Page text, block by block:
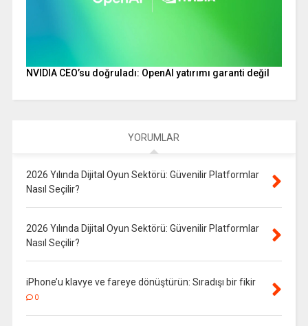
NVIDIA CEO’su doğruladı: OpenAI yatırımı garanti değil
YORUMLAR
2026 Yılında Dijital Oyun Sektörü: Güvenilir Platformlar
Nasıl Seçilir?
2026 Yılında Dijital Oyun Sektörü: Güvenilir Platformlar
Nasıl Seçilir?
iPhone’u klavye ve fareye dönüştürün: Sıradışı bir fikir
0